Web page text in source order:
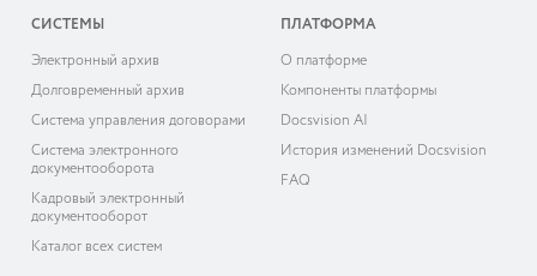
СИСТЕМЫ
Электронный архив
Долговременный архив
Система управления договорами
Система электронного
документооборота
Кадровый электронный
документооборот
Каталог всех систем
ПЛАТФОРМА
О платформе
Компоненты платформы
Docsvision AI
История изменений Docsvision
FAQ